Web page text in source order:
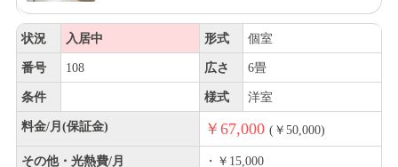
状況 入居中 形式 個室
番号 108 広さ 6畳
条件 様式 洋室
料金/月(保証金) ￥67,000 (￥50,000)
その他・光熱費/月 ・￥15,000